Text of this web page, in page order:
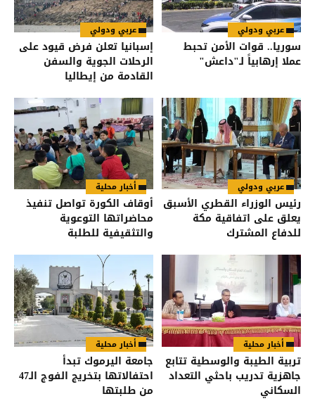
عربي ودولي
سوريا.. قوات الأمن تحبط
عملا إرهابياً لـ"داعش"
عربي ودولي
إسبانيا تعلن فرض قيود على
الرحلات الجوية والسفن
القادمة من إيطاليا
عربي ودولي
رئيس الوزراء القطري الأسبق
يعلق على اتفاقية مكة
للدفاع المشترك
أخبار محلية
أوقاف الكورة تواصل تنفيذ
محاضراتها التوعوية
والتثقيفية للطلبة
أخبار محلية
تربية الطيبة والوسطية تتابع
جاهزية تدريب باحثي التعداد
السكاني
أخبار محلية
جامعة اليرموك تبدأ
احتفالاتها بتخريج الفوج الـ47
من طلبتها